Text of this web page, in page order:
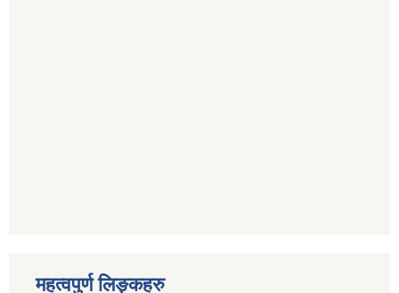
महत्वपुर्ण लिङ्कहरु